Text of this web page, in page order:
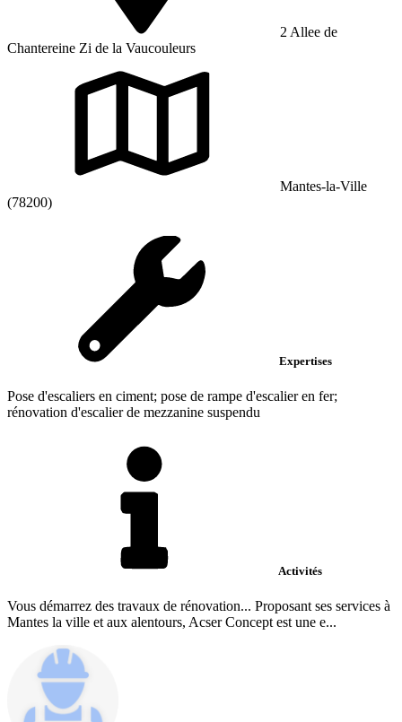
2 Allee de
Chantereine Zi de la Vaucouleurs
Mantes-la-Ville
(78200)
Expertises
Pose d'escaliers en ciment; pose de rampe d'escalier en fer;
rénovation d'escalier de mezzanine suspendu
Activités
Vous démarrez des travaux de rénovation... Proposant ses services à
Mantes la ville et aux alentours, Acser Concept est une e...